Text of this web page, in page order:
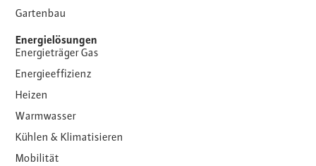
Gartenbau
Energielösungen
Energieträger Gas
Energieeffizienz
Heizen
Warmwasser
Kühlen & Klimatisieren
Mobilität